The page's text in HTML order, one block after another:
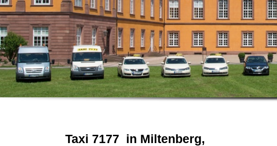
Taxi 7177 in Miltenberg,